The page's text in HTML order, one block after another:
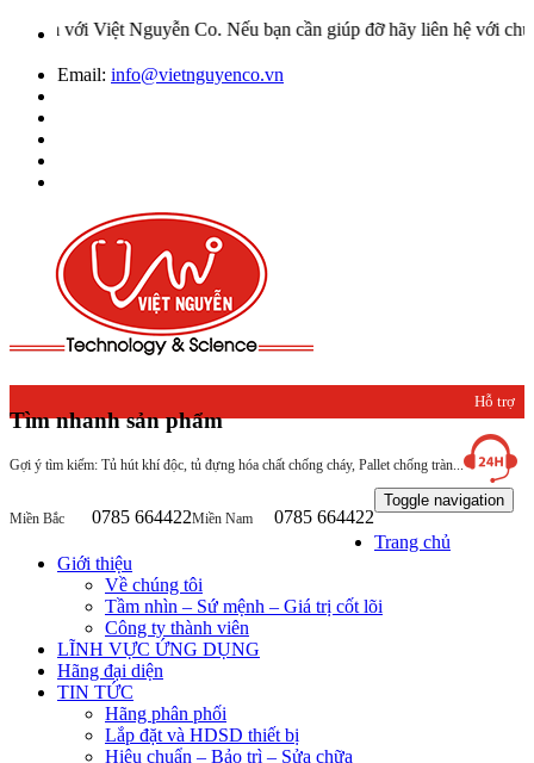
Nguyễn Co. Nếu bạn cần giúp đỡ hãy liên hệ với chúng tôi qua
Email: info@vietnguyenco.vn
Tìm nhanh sản phẩm
Gợi ý tìm kiếm: Tủ hút khí độc, tủ đựng hóa chất chống cháy, Pallet chống tràn...
Hỗ trợ
khách
hàng
Miền Bắc 0785 664422Miền Nam 0785 664422
Toggle navigation
Trang chủ
Giới thiệu
Về chúng tôi
Tầm nhìn – Sứ mệnh – Giá trị cốt lõi
Công ty thành viên
LĨNH VỰC ỨNG DỤNG
Hãng đại diện
TIN TỨC
Hãng phân phối
Lắp đặt và HDSD thiết bị
Hiệu chuẩn – Bảo trì – Sửa chữa